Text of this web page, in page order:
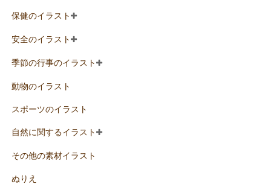
保健のイラスト
安全のイラスト
季節の行事のイラスト
動物のイラスト
スポーツのイラスト
自然に関するイラスト
その他の素材イラスト
ぬりえ